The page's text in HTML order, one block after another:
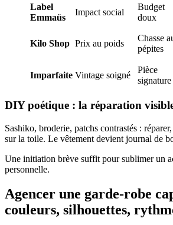
Label
Emmaüs
Impact social
Budget
doux
Kilo Shop Prix au poids
Chasse
pépites
Imparfaite Vintage soigné
Pièce
signature
DIY poétique : la réparation
Sashiko, broderie, patchs contrastés :
sur la toile. Le vêtement devient journal de
Une initiation brève suffit pour sublimer un
personnelle.
Agencer une garde-robe
couleurs, silhouettes,